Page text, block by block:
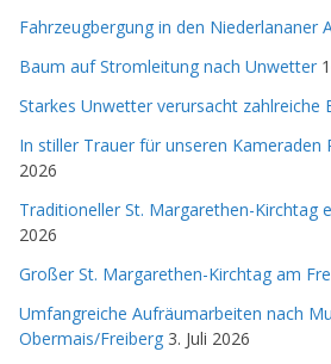
Fahrzeugbergung in den Niederlananer
Baum auf Stromleitung nach Unwetter
Starkes Unwetter verursacht zahlreiche
In stiller Trauer für unseren Kameraden
2026
Traditioneller St. Margarethen-Kirchtag
2026
Großer St. Margarethen-Kirchtag am
Umfangreiche Aufräumarbeiten nach
Obermais/Freiberg 3. Juli 2026